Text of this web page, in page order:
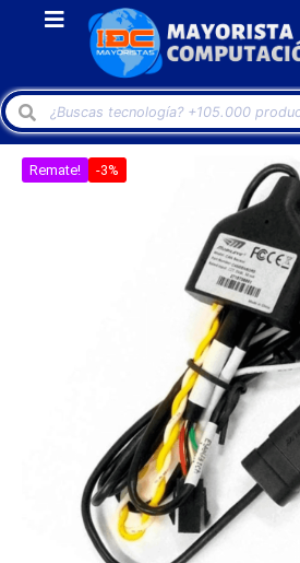
Remate! -3%